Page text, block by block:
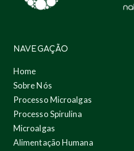
NAVEGAÇÃO
Home
Sobre Nós
Processo Microalgas
Processo Spirulina
Microalgas
Alimentação Humana